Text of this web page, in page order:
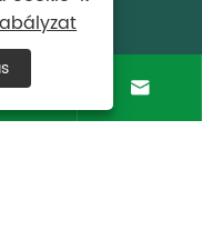
 